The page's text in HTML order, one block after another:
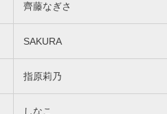
齊藤なぎさ
SAKURA
指原莉乃
しなこ